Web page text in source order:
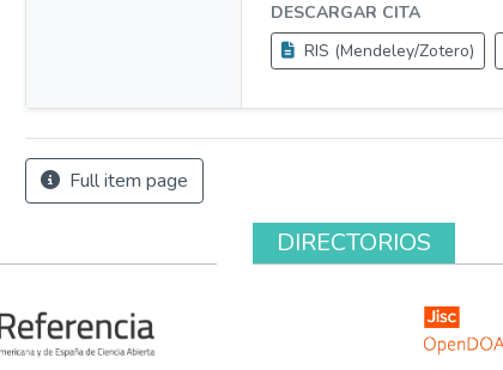
DESCARGAR CITA
RIS (Mendeley/Zotero)
Full item page
DIRECTORIOS